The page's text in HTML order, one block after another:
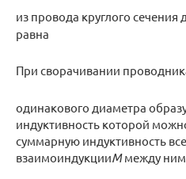
из провода круглого сечения
равна
При сворачивании
одинакового диаметра
индуктивность которой
суммарную индуктивность
взаимоиндукцииMмежду